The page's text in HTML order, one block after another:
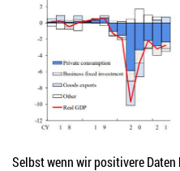
Selbst wenn wir positivere